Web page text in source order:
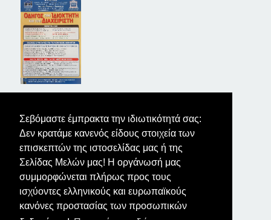
Σεβόμαστε έμπρακτα την ιδιωτικότητά σας:
Δεν κρατάμε κανενός είδους στοιχεία των
επισκεπτών της ιστοσελίδας μας ή της
Σελίδας Μελών μας! Η οργάνωσή μας
συμμορφώνεται πλήρως προς τους
ισχύοντες ελληνικούς και ευρωπαϊκούς
κανόνες προστασίας των προσωπικών
ΤΑ ΝΕΑ ΤΩΝ ΙΔΙΟΚΤΗΤΩΝ